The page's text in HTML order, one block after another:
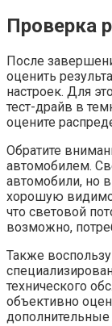
Проверка
После
оценить
настроек. Для
тест-драйв в
оцените
Обратите
автомобилем.
автомобили, но
хорошую
что световой
возможно,
Также
технического
объективно